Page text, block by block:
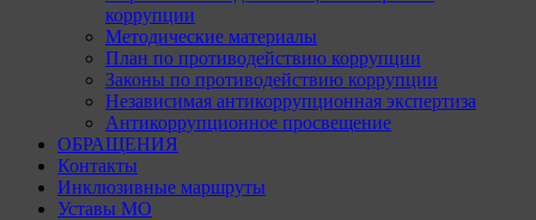
коррупции
Методические материалы
План по противодействию коррупции
Законы по противодействию коррупции
Независимая антикоррупционная экспертиза
Антикоррупционное просвещение
ОБРАЩЕНИЯ
Контакты
Инклюзивные маршруты
Уставы МО